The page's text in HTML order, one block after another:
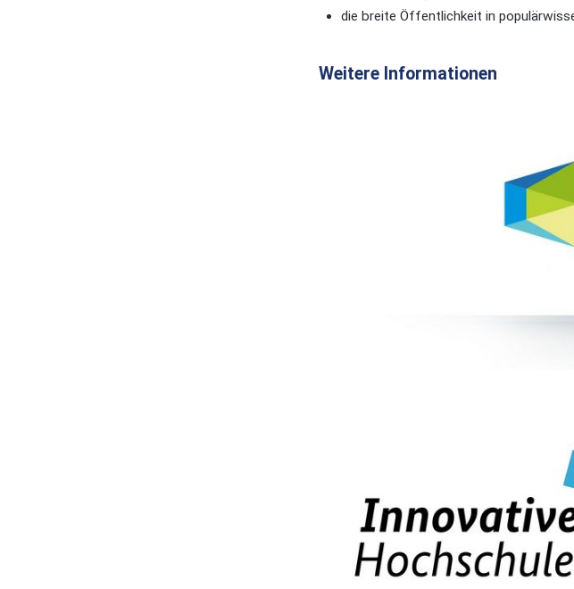
die breite Öffentlichkeit in
Weitere Informationen